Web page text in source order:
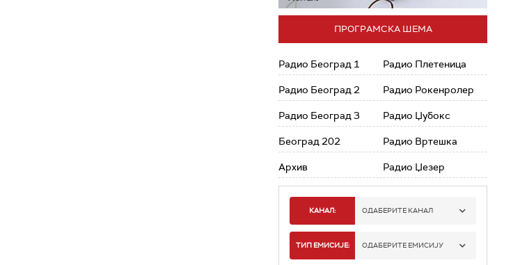
ПРОГРАМСКА ШЕМА
Радио Београд 1
Радио Београд 2
Радио Београд 3
Београд 202
Архив
Радио Плетеница
Радио Рокенролер
Радио Џубокс
Радио Вртешка
Радио Џезер
КАНАЛ: ОДАБЕРИТЕ КАНАЛ
РАДИО БЕОГРАД 1
ТИП ЕМИСИЈЕ: ОДАБЕРИТЕ ЕМИСИЈУ